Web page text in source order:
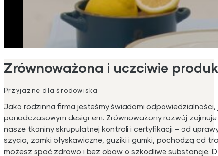
Zrównoważona i uczciwie
Przyjazne dla środowiska
Jako rodzinna firma jesteśmy świadomi
ponadczasowym designem. Zrównoważony rozwój
nasze tkaniny skrupulatnej kontroli i certyfikacji – od
szycia, zamki błyskawiczne, guziki i gumki, pochodzą od
możesz spać zdrowo i bez obaw o szkodliwe substancje.